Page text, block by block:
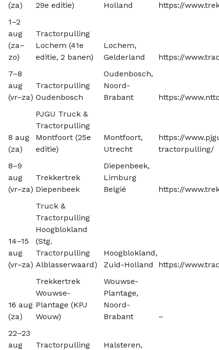
(za)
29e editie)
Holland
https://
1–2
aug
(za–
zo)
Tractorpulling
Lochem (41e
editie, 2 banen)
Lochem,
Gelderland
https://
7–8
aug
(vr–za)
Tractorpulling
Oudenbosch
Oudenbosch,
Noord-
Brabant
https://
8 aug
(za)
PJGU Truck &
Tractorpulling
Montfoort (25e
editie)
Montfoort,
Utrecht
https://
tractorpulling/
8–9
aug
(vr–za)
Trekkertrek
Diepenbeek
Diepenbeek,
Limburg
België
https://
14–15
aug
(vr–za)
Truck &
Tractorpulling
Hoogblokland
(Stg.
Tractorpulling
Alblasserwaard)
Hoogblokland,
Zuid-Holland
https://
16 aug
(za)
Trekkertrek
Wouwse-
Plantage (KPJ
Wouw)
Wouwse-
Plantage,
Noord-
Brabant
–
22–23
aug
Tractorpulling
Halsteren,